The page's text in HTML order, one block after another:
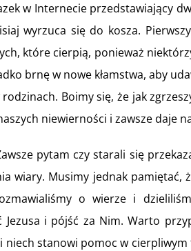
w Internecie przedstawiający
wyrzuca się do kosza.
które cierpią, ponieważ
brnę w nowe kłamstwa, aby
Boimy się, że jak
niewierności i zawsze daje
pytam czy starali się
wiary. Musimy jednak pamiętać,
o wierze i
i pójść za Nim. Warto
niech stanowi pomoc w